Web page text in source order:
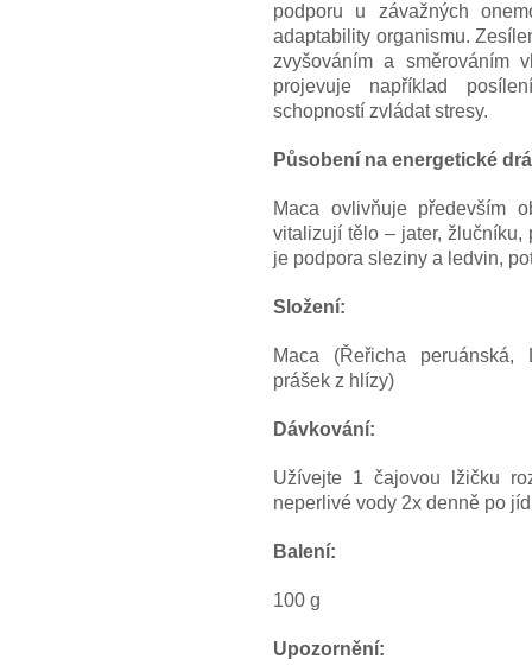
podporu u závažných
adaptability organismu.
zvyšováním a směrováním
projevuje například
schopností zvládat stresy.
Působení na energetické
Maca ovlivňuje především
vitalizují tělo – jater,
je podpora sleziny a ledvin,
Složení:
Maca (Řeřicha peruánská,
prášek z hlízy)
Dávkování:
Užívejte 1 čajovou lžičku
neperlivé vody 2x denně po
Balení:
100 g
Upozornění: